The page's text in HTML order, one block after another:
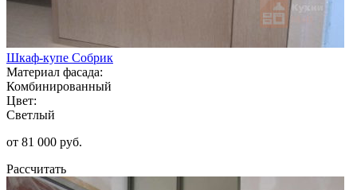
Шкаф-купе Собрик
Материал фасада:
Комбинированный
Цвет:
Светлый
от 81 000 руб.
Рассчитать